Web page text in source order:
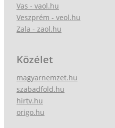
Vas - vaol.hu
Veszprém - veol.hu
Zala - zaol.hu
Közélet
magyarnemzet.hu
szabadfold.hu
hirtv.hu
origo.hu